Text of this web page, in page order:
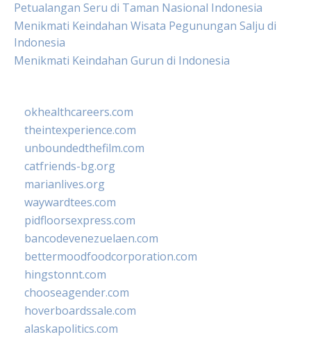
Petualangan Seru di Taman Nasional Indonesia
Menikmati Keindahan Wisata Pegunungan Salju di
Indonesia
Menikmati Keindahan Gurun di Indonesia
okhealthcareers.com
theintexperience.com
unboundedthefilm.com
catfriends-bg.org
marianlives.org
waywardtees.com
pidfloorsexpress.com
bancodevenezuelaen.com
bettermoodfoodcorporation.com
hingstonnt.com
chooseagender.com
hoverboardssale.com
alaskapolitics.com